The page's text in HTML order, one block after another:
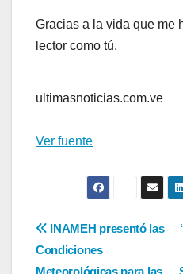
Gracias a la vida que me
lector como tú.
ultimasnoticias.com.ve
Ver fuente
Navegación
de
INAMEH presentó las
Condiciones